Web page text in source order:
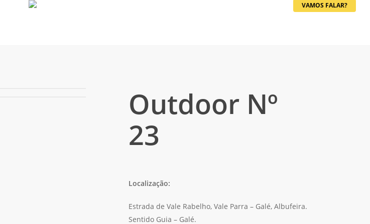
VAMOS FALAR?
Outdoor Nº
23
Localização:
Estrada de Vale Rabelho, Vale Parra – Galé, Albufeira.
Sentido Guia – Galé.